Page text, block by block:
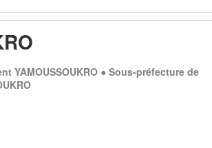
YAMOUSSOUKRO ● Sous-préfecture de